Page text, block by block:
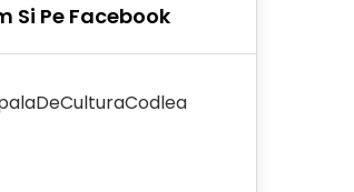
Si Pe Facebook